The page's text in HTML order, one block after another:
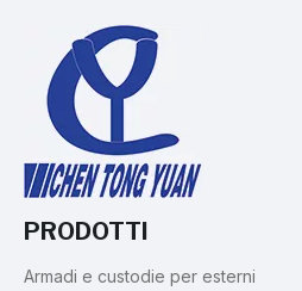
PRODOTTI
Armadi e custodie per esterni